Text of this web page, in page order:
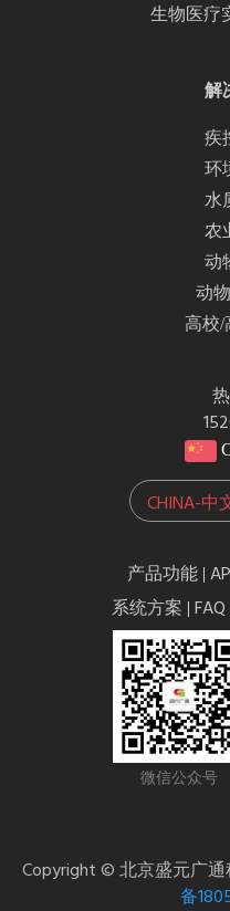
生物医疗
解
疾
环
水
农
动
动
高校/
CHINA-中
产品功能 |
系统方案 | FAQ
微信公众号
Copyright © 北京盛元广
备